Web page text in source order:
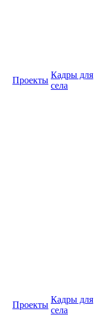
Проекты
Кадры для
села
Проекты
Кадры для
села